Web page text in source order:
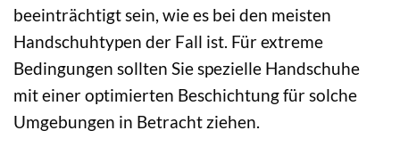
beeinträchtigt sein, wie es bei den meisten
Handschuhtypen der Fall ist. Für extreme
Bedingungen sollten Sie spezielle Handschuhe
mit einer optimierten Beschichtung für solche
Umgebungen in Betracht ziehen.